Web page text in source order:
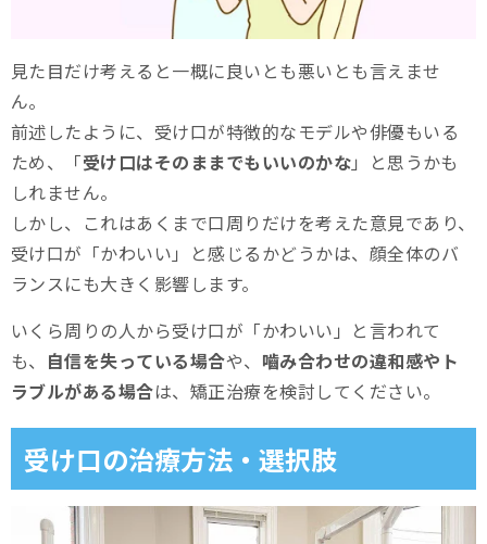
見た目だけ考えると一概に良いとも悪いとも言えませ
ん。
前述したように、受け口が特徴的なモデルや俳優もいる
ため、「受け口はそのままでもいいのかな」と思うかも
しれません。
しかし、これはあくまで口周りだけを考えた意見であり、
受け口が「かわいい」と感じるかどうかは、顔全体のバ
ランスにも大きく影響します。
いくら周りの人から受け口が「かわいい」と言われて
も、 自信を失っている場合や、 嚙み合わせの違和感やト
ラブルがある場合は、矯正治療を検討してください。
受け口の治療方法・選択肢